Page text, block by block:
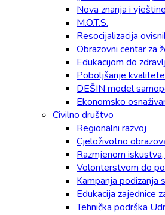
Nova znanja i
M.O.T.S.
Resocijalizacija
Obrazovni centar za
Edukacijom do
Poboljšanje
DEŠIN model
Ekonomsko
Civilno društvo
Regionalni razvoj
Cjeloživotno
Razmjenom
Volonterstvom do
Kampanja
Edukacija zajednice
Tehnička podrška